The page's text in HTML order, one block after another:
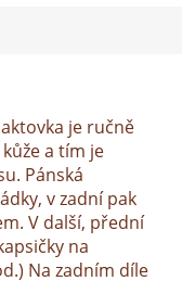
je ručně
a tím je
Pánská
v zadní pak
V další, přední
na
Na zadním díle